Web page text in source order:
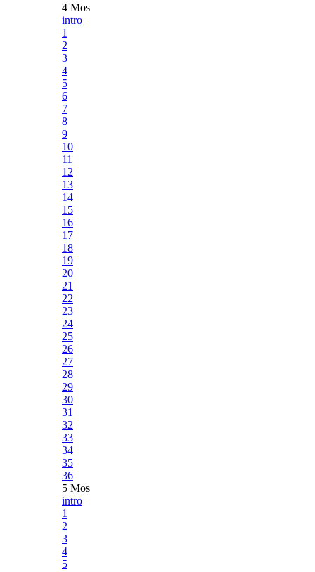
4 Mos
intro
1
2
3
4
5
6
7
8
9
10
11
12
13
14
15
16
17
18
19
20
21
22
23
24
25
26
27
28
29
30
31
32
33
34
35
36
5 Mos
intro
1
2
3
4
5